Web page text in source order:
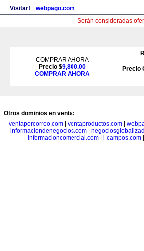
Visitar!
webpago.com
Serán consideradas
COMPRAR AHORA
Precio $9,800.00
COMPRAR AHORA
Precio
Otros dominios en venta:
ventaporcorreo.com
ventaproductos.com
informaciondenegocios.com|
informacioncomercial.com| i-campos.com